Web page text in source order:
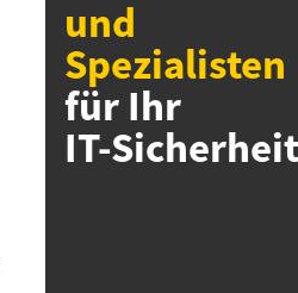
und
Spezialisten
für Ihr
IT-